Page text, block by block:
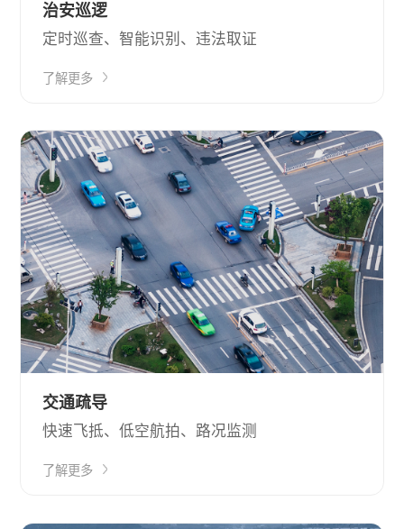
治安巡逻
定时巡查、智能识别、违法取证
了解更多
交通疏导
快速飞抵、低空航拍、路况监测
了解更多